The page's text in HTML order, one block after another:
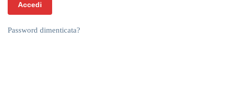
Accedi
Password dimenticata?